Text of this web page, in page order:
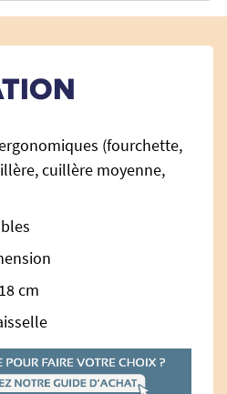
(fourchette,
cuillère moyenne,
cm